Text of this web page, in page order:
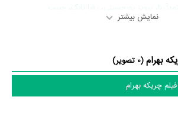
پرویز پورحسینی رضا بابک
و مجید برزگر
بهرام را یک اثر پربازیگر عنوان کرد. از این‌لحاظ
باتوجه به بازی گرفتن از این تعداد بازیگر و مدیریت
است؛ باید بررسی کرد آیافرشید قلی پوربه‌عنوان
نمایش بیشتر
بهرام(0 تصویر)
چریکه بهرام